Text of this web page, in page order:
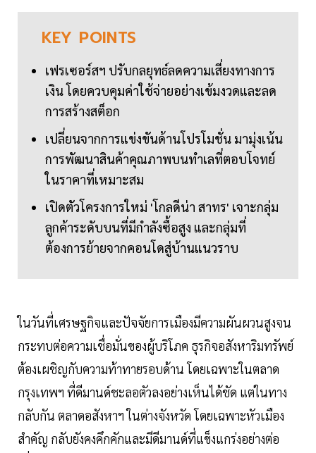
KEY POINTS
เฟรเซอร์สฯ ปรับกลยุทธ์ลดความเสี่ยงทางการ
เงิน โดยควบคุมค่าใช้จ่ายอย่างเข้มงวดและลด
การสร้างสต็อก
เปลี่ยนจากการแข่งขันด้านโปรโมชั่น มามุ่งเน้น
การพัฒนาสินค้าคุณภาพบนทำเลที่ตอบโจทย์
ในราคาที่เหมาะสม
เปิดตัวโครงการใหม่ 'โกลดีน่า สาทร' เจาะกลุ่ม
ลูกค้าระดับบนที่มีกำลังซื้อสูง และกลุ่มที่
ต้องการย้ายจากคอนโดสู่บ้านแนวราบ
ในวันที่เศรษฐกิจและปัจจัยการเมืองมีความผันผวนสูงจน
กระทบต่อความเชื่อมั่นของผู้บริโภค ธุรกิจอสังหาริมทรัพย์
ต้องเผชิญกับความท้าทายรอบด้าน โดยเฉพาะในตลาด
กรุงเทพฯ ที่ดีมานด์ชะลอตัวลงอย่างเห็นได้ชัด แต่ในทาง
กลับกัน ตลาดอสังหาฯ ในต่างจังหวัด โดยเฉพาะหัวเมือง
สำคัญ กลับยังคงคึกคักและมีดีมานด์ที่แข็งแกร่งอย่างต่อ